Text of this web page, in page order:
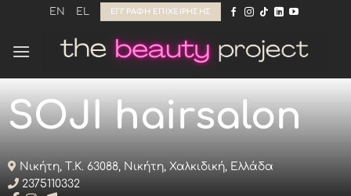
Μετάβαση
περιεχόμενο
EN EL ΕΓΓΡΑΦΉ ΕΠΙΧΕΊΡΗΣΗΣ
SOJI hairsalon
Νικήτη, Τ.Κ. 63088, Νικήτη, Χαλκιδική, Ελλάδα
2375110332